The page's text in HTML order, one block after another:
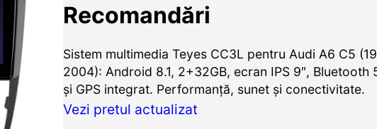
Recomandări
Sistem multimedia Teyes CC3L pentru Audi A6 C5
2004): Android 8.1, 2+32GB, ecran IPS 9″, Bluetooth
și GPS integrat. Performanță, sunet și conectivitate.
Vezi pretul actualizat